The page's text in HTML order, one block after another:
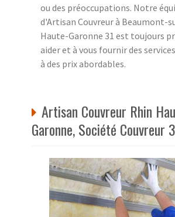
ou des préoccupations. Notre
d'Artisan Couvreur à Beaumont-
Haute-Garonne 31 est toujours
aider et à vous fournir des
à des prix abordables.
Artisan Couvreur Rhin
Garonne, Société Couvreur